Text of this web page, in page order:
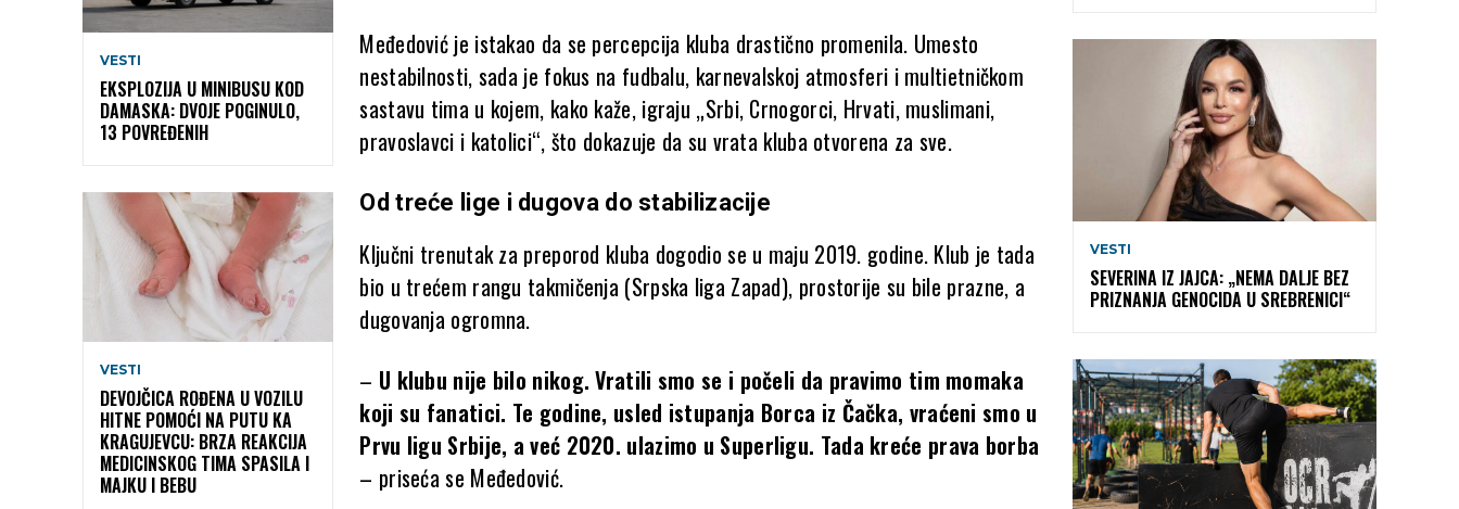
VESTI
EKSPLOZIJA U MINIBUSU KOD
DAMASKA: DVOJE POGINULO,
13 POVREĐENIH
VESTI
DEVOJČICA ROĐENA U VOZILU
HITNE POMOĆI NA PUTU KA
KRAGUJEVCU: BRZA REAKCIJA
MEDICINSKOG TIMA SPASILA I
MAJKU I BEBU
Međedović je istakao da se percepcija kluba drastično promenila. Umesto
nestabilnosti, sada je fokus na fudbalu, karnevalskoj atmosferi i multietničkom
sastavu tima u kojem, kako kaže, igraju „Srbi, Crnogorci, Hrvati, muslimani,
pravoslavci i katolici“, što dokazuje da su vrata kluba otvorena za sve.
Od treće lige i dugova do stabilizacije
Ključni trenutak za preporod kluba dogodio se u maju 2019. godine. Klub je tada
bio u trećem rangu takmičenja (Srpska liga Zapad), prostorije su bile prazne, a
dugovanja ogromna.
– U klubu nije bilo nikog. Vratili smo se i počeli da pravimo tim momaka
koji su fanatici. Te godine, usled istupanja Borca iz Čačka, vraćeni smo u
Prvu ligu Srbije, a već 2020. ulazimo u Superligu. Tada kreće prava borba
– priseća se Međedović.
VESTI
SEVERINA IZ JAJCA: „NEMA DALJE BEZ
PRIZNANJA GENOCIDA U SREBRENICI“